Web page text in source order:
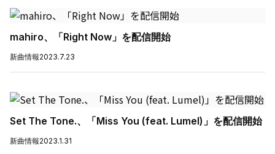
mahiro、「Right Now」を配信開始
新曲情報2023.7.23
Set The Tone.、「Miss You (feat. Lumel)」を配信開始
新曲情報2023.1.31